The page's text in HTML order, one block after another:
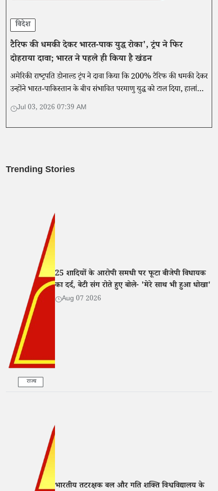
विदेश
टैरिफ की धमकी देकर भारत-पाक युद्ध रोका', ट्रंप ने फिर
दोहराया दावा; भारत ने पहले ही किया है खंडन
अमेरिकी राष्ट्रपति डोनाल्ड ट्रंप ने दावा किया कि 200% टैरिफ की धमकी देकर
उन्होंने भारत-पाकिस्तान के बीच संभावित परमाणु युद्ध को टाल दिया, हालांकि
भारत पहले ही इस दावे का खंडन कर चुका है।
Jul 03, 2026 07:39 AM
Trending Stories
राज्य
25 शादियों के आरोपी समधी पर फूटा बीजेपी विधायक
का दर्द, बेटी संग रोते हुए बोले- 'मेरे साथ भी हुआ धोखा'
Aug 07 2026
भारतीय तटरक्षक बल और गति शक्ति विश्वविद्यालय के